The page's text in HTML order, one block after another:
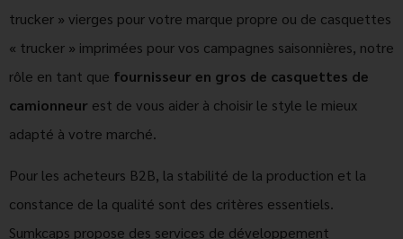
trucker » vierges pour votre marque propre ou de casquettes
« trucker » imprimées pour vos campagnes saisonnières, notre
rôle en tant que fournisseur en gros de casquettes de
camionneur est de vous aider à choisir le style le mieux
adapté à votre marché.
Pour les acheteurs B2B, la stabilité de la production et la
constance de la qualité sont des critères essentiels.
Sumkcaps propose des services de développement